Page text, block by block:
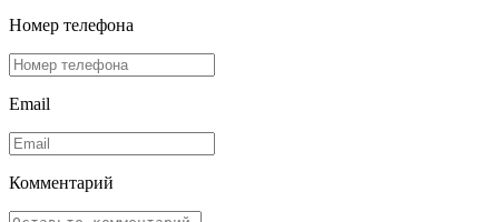
Номер телефона
Email
Комментарий